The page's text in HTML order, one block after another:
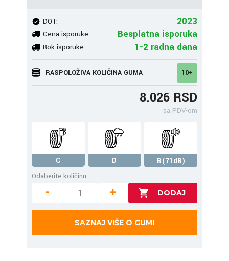
DOT: 2023
Cena isporuke: Besplatna isporuka
Rok isporuke: 1-2 radna dana
RASPOLOŽIVA KOLIČINA GUMA 10+
8.026 RSD
sa PDV-om
C D
B(71dB)
Odaberite količinu
- +
SAZNAJ VIŠE O GUMI